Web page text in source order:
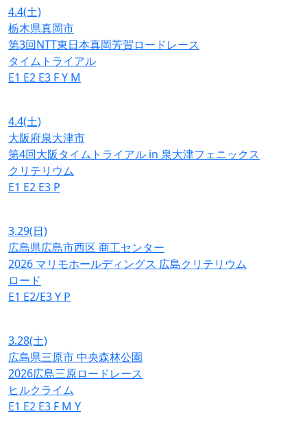
4.4(土)
栃木県真岡市
第3回NTT東日本真岡芳賀ロードレース
タイムトライアル
E1 E2 E3 FY M
4.4(土)
大阪府泉大津市
第4回大阪タイムトライアル in 泉大津フェニックス
クリテリウム
E1 E2 E3 P
3.29(日)
広島県広島市西区 商工センター
2026 マリモホールディングス 広島クリテリウム
ロード
E1 E2/E3Y P
3.28(土)
広島県三原市 中央森林公園
2026広島三原ロードレース
ヒルクライム
E1 E2 E3 F M Y